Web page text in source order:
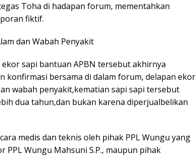
Toha di hadapan forum, mementahkan
fiktif.
dan Wabah Penyakit
sapi bantuan APBN tersebut akhirnya
konfirmasi bersama di dalam forum, delapan ekor
wabah penyakit,kematian sapi sapi tersebut
dua tahun,dan bukan karena diperjualbelikan
medis dan teknis oleh pihak PPL Wungu yang
Wungu Mahsuni S.P., maupun pihak